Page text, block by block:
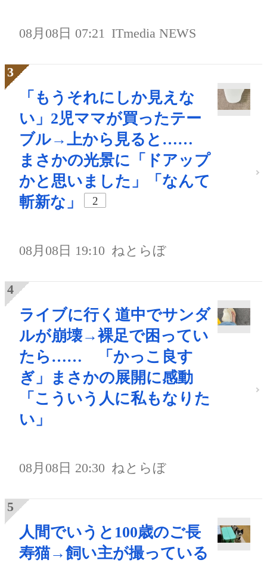
08月08日 07:21 ITmedia NEWS
「もうそれにしか見えな
い」2児ママが買ったテー
ブル→上から見ると……
まさかの光景に「ドアップ
かと思いました」「なんて
斬新な」
2
08月08日 19:10 ねとらぼ
ライブに行く道中でサンダ
ルが崩壊→裸足で困ってい
たら…… 「かっこ良す
ぎ」まさかの展開に感動
「こういう人に私もなりた
い」
08月08日 20:30 ねとらぼ
人間でいうと100歳のご長
寿猫→飼い主が撮っている